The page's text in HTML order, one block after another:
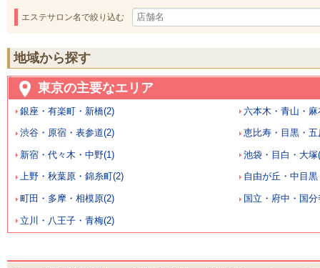
エステサロン名で絞り込む
地域から探す
東京の主要なエリア
銀座・有楽町・新橋(2) 六本木・青山・
渋谷・原宿・表参道(2) 恵比寿・目黒・五
新宿・代々木・中野(1) 池袋・目白・大塚
上野・秋葉原・錦糸町(2) 自由が丘・中目
町田・多摩・相模原(2) 国立・府中・国分
立川・八王子・青梅(2)